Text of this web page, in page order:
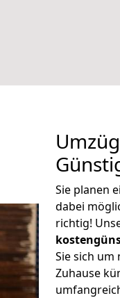
Sie planen
dabei
richtig!
Sie sich
Zuhause